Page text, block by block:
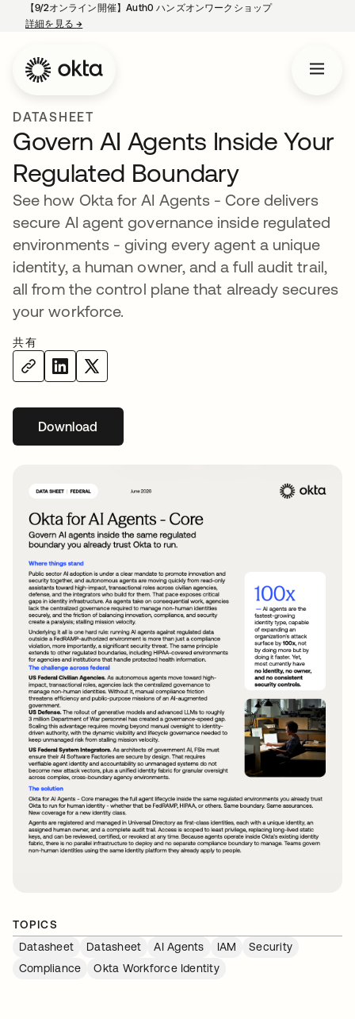
【9/2オンライン開催】Auth0 ハンズオンワークショップ
詳細を見る→
DATASHEET
Govern AI Agents Inside Your
Regulated Boundary
See how Okta for AI Agents - Core delivers
secure AI agent governance inside regulated
environments - giving every agent a unique
identity, a human owner, and a full audit trail,
all from the control plane that already secures
your workforce.
共有
Download新しいタブで開く
TOPICS
Datasheet
Datasheet AI Agents IAM
Security
Compliance
Okta Workforce Identity